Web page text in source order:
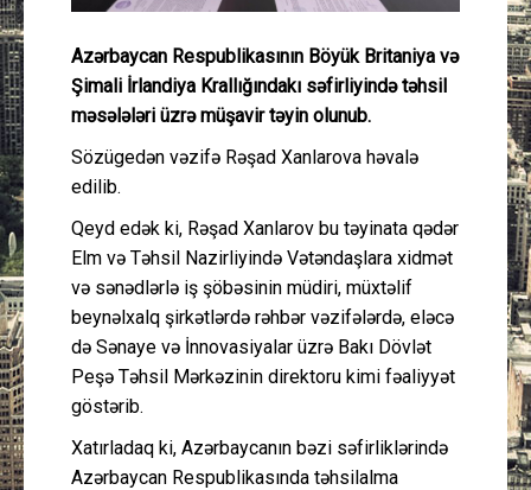
Gündəm
Cəmiyyət
Azərbaycan Respublikasının Böyük Britaniya və
Şimali İrlandiya Krallığındakı səfirliyində təhsil
məsələləri üzrə müşavir təyin olunub.
Sözügedən vəzifə Rəşad Xanlarova həvalə
edilib.
Qeyd edək ki, Rəşad Xanlarov bu təyinata qədər
Elm və Təhsil Nazirliyində Vətəndaşlara xidmət
və sənədlərlə iş şöbəsinin müdiri, müxtəlif
beynəlxalq şirkətlərdə rəhbər vəzifələrdə, eləcə
də Sənaye və İnnovasiyalar üzrə Bakı Dövlət
Peşə Təhsil Mərkəzinin direktoru kimi fəaliyyət
göstərib.
Xatırladaq ki, Azərbaycanın bəzi səfirliklərində
Azərbaycan Respublikasında təhsilalma